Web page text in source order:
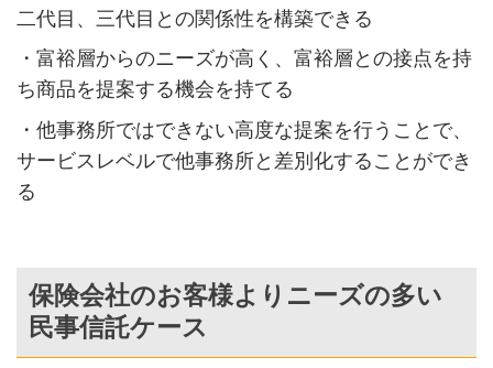
二代目、三代目との関係性を構築できる
・富裕層からのニーズが高く、富裕層との接点を持
ち商品を提案する機会を持てる
・他事務所ではできない高度な提案を行うことで、
サービスレベルで他事務所と差別化することができ
る
保険会社のお客様よりニーズの多い
民事信託ケース